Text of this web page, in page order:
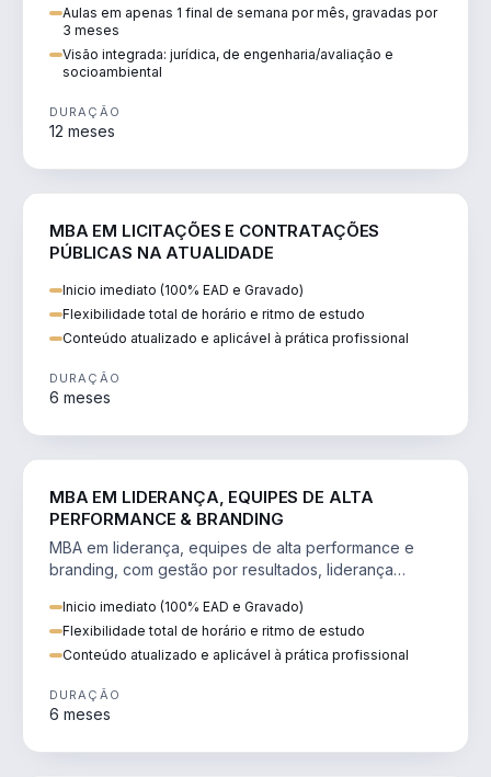
Aulas em apenas 1 final de semana por mês, gravadas por
3 meses
Visão integrada: jurídica, de engenharia/avaliação e
socioambiental
DURAÇÃO
12 meses
MBA EM LICITAÇÕES E CONTRATAÇÕES
PÚBLICAS NA ATUALIDADE
Inicio imediato (100% EAD e Gravado)
Flexibilidade total de horário e ritmo de estudo
Conteúdo atualizado e aplicável à prática profissional
DURAÇÃO
6 meses
MBA EM LIDERANÇA, EQUIPES DE ALTA
PERFORMANCE & BRANDING
MBA em liderança, equipes de alta performance e
branding, com gestão por resultados, liderança
Inicio imediato (100% EAD e Gravado)
Flexibilidade total de horário e ritmo de estudo
Conteúdo atualizado e aplicável à prática profissional
DURAÇÃO
6 meses